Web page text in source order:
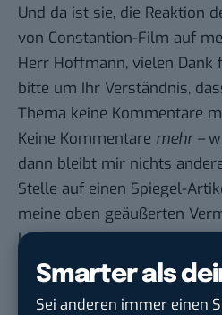
Smarter als
Sei anderen immer einen
Und da ist sie, die Reaktion
von Constantion-Film auf
Herr Hoffmann, vielen Dank
bitte um Ihr Verständnis,
Thema keine Kommentare
Keine Kommentare mehr –
dann bleibt mir nichts
Stelle auf einen Spiegel-
meine oben geäußerten
Lösch-Gründen teilweise